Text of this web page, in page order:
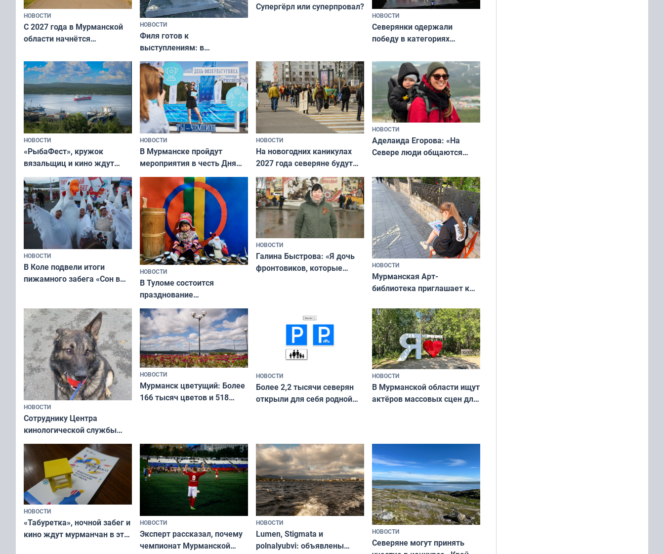
НОВОСТИ
С 2027 года в Мурманской
области начнётся
подростков от ВПЧ
НОВОСТИ
Филя готов к
выступлениям: в
мурманском океанариуме
рассказали о состоянии
тюленей
Супергёрл или суперпровал?
НОВОСТИ
Северянки одержали
победу в категориях
«Мисс и Миссис Великая
Русь»
НОВОСТИ
«РыбаФест», кружок
вязальщиц и кино ждут
мурманчан в эти выходные
НОВОСТИ
В Мурманске пройдут
мероприятия в честь Дня
физкультурника
НОВОСТИ
На новогодних каникулах
2027 года северяне будут
отдыхать 11 дней
НОВОСТИ
Аделаида Егорова: «На
Севере люди общаются
а потому что
ты им интересен»
НОВОСТИ
В Коле подвели итоги
пижамного забега «Сон в
НОВОСТИ
В Туломе состоится
празднование
Международного дня
коренных народов мира
НОВОСТИ
Галина Быстрова: «Я дочь
фронтовиков, которые
НОВОСТИ
Мурманская Арт-
библиотека приглашает к
и фотографов
НОВОСТИ
Сотруднику Центра
кинологической службы
ищут новый дом
НОВОСТИ
Мурманск цветущий: Более
166 тысяч цветов и 518
НОВОСТИ
Более 2,2 тысячи северян
открыли для себя родной
НОВОСТИ
В Мурманской области ищут
актёров массовых сцен для
НОВОСТИ
«Табуретка», ночной забег и
кино ждут мурманчан в эти
НОВОСТИ
Эксперт рассказал, почему
чемпионат Мурманской
НОВОСТИ
Lumen, Stigmata и
polnalyubvi: объявлены
НОВОСТИ
Северяне могут принять